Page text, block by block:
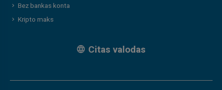
Bez bankas konta
Kripto maks
Citas valodas